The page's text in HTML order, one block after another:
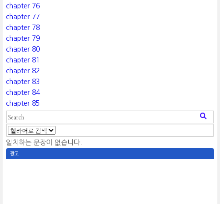
chapter 76
chapter 77
chapter 78
chapter 79
chapter 80
chapter 81
chapter 82
chapter 83
chapter 84
chapter 85
일치하는 문장이 없습니다.
광고